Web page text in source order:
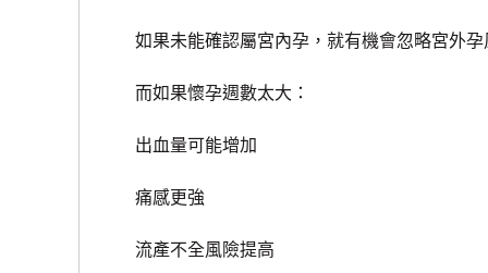
如果未能確認屬宮內孕，就有機會忽略宮外孕
而如果懷孕週數太大：
出血量可能增加
痛感更強
流產不全風險提高